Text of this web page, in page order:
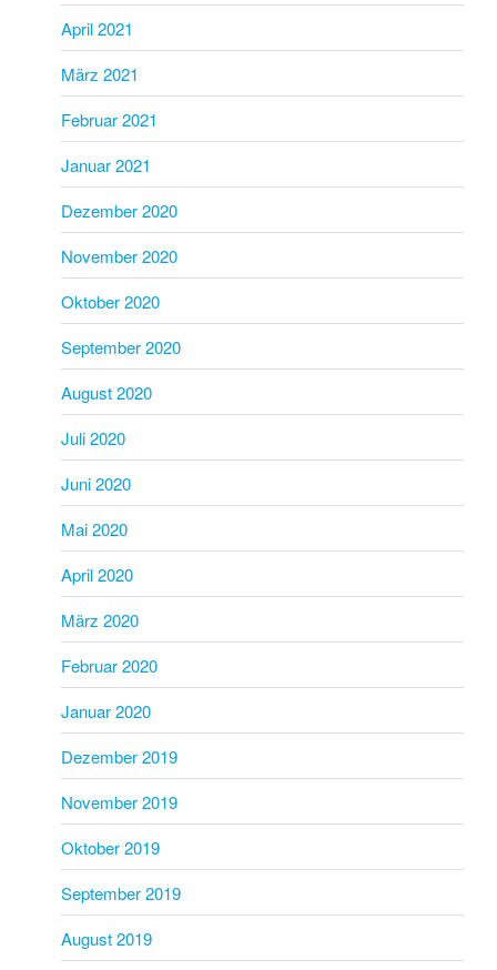
April 2021
März 2021
Februar 2021
Januar 2021
Dezember 2020
November 2020
Oktober 2020
September 2020
August 2020
Juli 2020
Juni 2020
Mai 2020
April 2020
März 2020
Februar 2020
Januar 2020
Dezember 2019
November 2019
Oktober 2019
September 2019
August 2019